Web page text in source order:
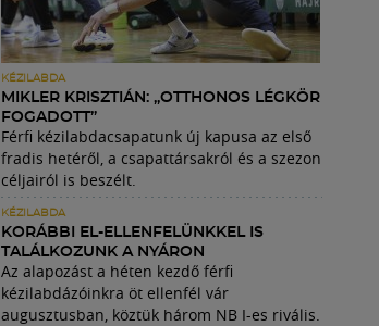
KÉZILABDA
MIKLER KRISZTIÁN: „OTTHONOS LÉGKÖR
FOGADOTT”
Férfi kézilabdacsapatunk új kapusa az első
fradis hetéről, a csapattársakról és a szezon
céljairól is beszélt.
KÉZILABDA
KORÁBBI EL-ELLENFELÜNKKEL IS
TALÁLKOZUNK A NYÁRON
Az alapozást a héten kezdő férfi
kézilabdázóinkra öt ellenfél vár
augusztusban, köztük három NB I-es rivális.